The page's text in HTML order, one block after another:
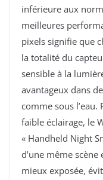
inférieure aux
meilleures
pixels signifie que
la totalité du
sensible à la
avantageux dans
comme sous
faible éclairage, le
« Handheld Night
d’une même
mieux exposée,